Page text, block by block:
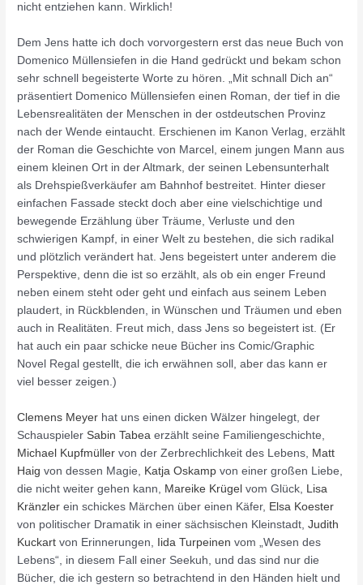
nicht entziehen kann. Wirklich!
Dem Jens hatte ich doch vorvorgestern erst das neue Buch von
Domenico Müllensiefen in die Hand gedrückt und bekam schon
sehr schnell begeisterte Worte zu hören. „Mit schnall Dich an“
präsentiert Domenico Müllensiefen einen Roman, der tief in die
Lebensrealitäten der Menschen in der ostdeutschen Provinz
nach der Wende eintaucht. Erschienen im Kanon Verlag, erzählt
der Roman die Geschichte von Marcel, einem jungen Mann aus
einem kleinen Ort in der Altmark, der seinen Lebensunterhalt
als Drehspießverkäufer am Bahnhof bestreitet. Hinter dieser
einfachen Fassade steckt doch aber eine vielschichtige und
bewegende Erzählung über Träume, Verluste und den
schwierigen Kampf, in einer Welt zu bestehen, die sich radikal
und plötzlich verändert hat. Jens begeistert unter anderem die
Perspektive, denn die ist so erzählt, als ob ein enger Freund
neben einem steht oder geht und einfach aus seinem Leben
plaudert, in Rückblenden, in Wünschen und Träumen und eben
auch in Realitäten. Freut mich, dass Jens so begeistert ist. (Er
hat auch ein paar schicke neue Bücher ins Comic/Graphic
Novel Regal gestellt, die ich erwähnen soll, aber das kann er
viel besser zeigen.)
Clemens Meyer hat uns einen dicken Wälzer hingelegt, der
Schauspieler Sabin Tabea erzählt seine Familiengeschichte,
Michael Kupfmüller von der Zerbrechlichkeit des Lebens,
Matt
Haig von dessen Magie, Katja Oskampvon einer großen Liebe,
die nicht weiter gehen kann,
Mareike Krügel vom Glück,
Lisa
Kränzler ein schickes Märchen über einen Käfer, Elsa Koester
von politischer Dramatik in einer sächsischen Kleinstadt,Judith
Kuckart von Erinnerungen, Iida Turpeinen vom „Wesen des
Lebens“, in diesem Fall einer Seekuh, und das sind nur die
Bücher, die ich gestern so betrachtend in den Händen hielt und